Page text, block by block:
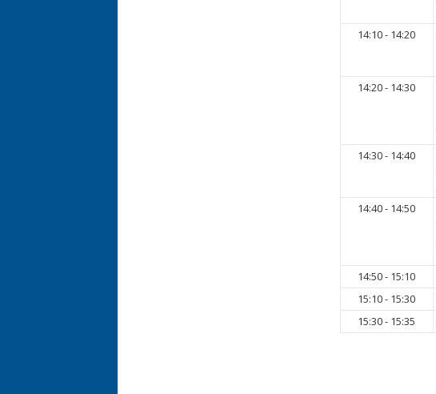
14:10 - 14:20
14:20 - 14:30
14:30 - 14:40
14:40 - 14:50
14:50 - 15:10
15:10 - 15:30
15:30 - 15:35